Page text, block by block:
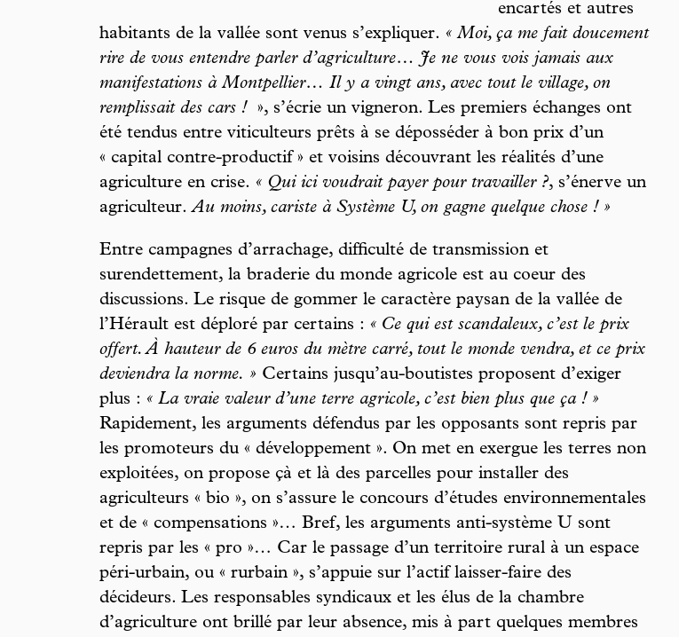
encartés et autres
habitants de la vallée sont venus s’expliquer. « Moi, ça me fait doucement
rire de vous entendre parler d’agriculture… Je ne vous vois jamais aux
manifestations à Montpellier… Il y a vingt ans, avec tout le village, on
remplissait des cars ! », s’écrie un vigneron. Les premiers échanges ont
été tendus entre viticulteurs prêts à se déposséder à bon prix d’un
« capital contre-productif » et voisins découvrant les réalités d’une
agriculture en crise. « Qui ici voudrait payer pour travailler ?, s’énerve un
agriculteur.Au moins, cariste à Système U, on gagne quelque chose ! »
Entre campagnes d’arrachage, difficulté de transmission et
surendettement, la braderie du monde agricole est au coeur des
discussions. Le risque de gommer le caractère paysan de la vallée de
l’Hérault est déploré par certains : « Ce qui est scandaleux, c’est le prix
offert. À hauteur de 6 euros du mètre carré, tout le monde vendra, et ce prix
deviendra la norme. » Certains jusqu’au-boutistes proposent d’exiger
plus : « La vraie valeur d’une terre agricole, c’est bien plus que ça ! »
Rapidement, les arguments défendus par les opposants sont repris par
les promoteurs du « développement ». On met en exergue les terres non
exploitées, on propose çà et là des parcelles pour installer des
agriculteurs « bio », on s’assure le concours d’études environnementales
et de « compensations »… Bref, les arguments anti-système U sont
repris par les « pro »… Car le passage d’un territoire rural à un espace
péri-urbain, ou « rurbain », s’appuie sur l’actif laisser-faire des
décideurs. Les responsables syndicaux et les élus de la chambre
d’agriculture ont brillé par leur absence, mis à part quelques membres